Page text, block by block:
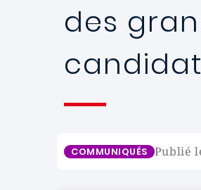
des
COMMUNIQUÉS Publié